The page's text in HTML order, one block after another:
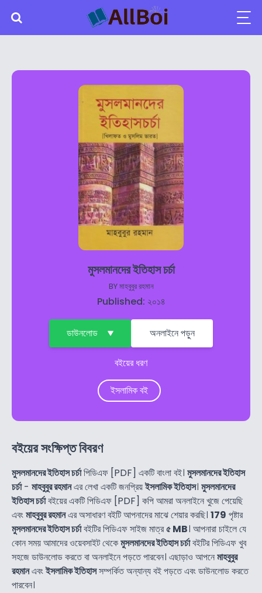
মুসলমানদের ইতিহাস চর্চা
BYমাহবুবুর রহমান
Published: ২০১৪
ডাউনলোড অনলাইনে পড়ুন
বইয়ের ধরণ
ইসলামিক বই
বইয়ের সংক্ষিপ্ত বিবরণ
মুসলমানদের ইতিহাস চর্চাপিডিএফ [PDF] একটি বাংলা বই। মুসলমানদের ইতিহাস
চর্চা- মাহবুবুর রহমানএর লেখা একটি জনপ্রিয়ইসলামিক ইতিহাস। মুসলমানদের
ইতিহাস চর্চাবইয়ের একটি পিডিএফ [PDF] কপি আমরা অনলাইনে খুজে পেয়েছি
এবংমাহবুবুর রহমানএর অসাধারণ বইটি আপনাদের মাঝে শেয়ার করছি। 179 পৃষ্টার
মুসলমানদের ইতিহাস চর্চাবইটির পিডিএফ সাইজ মাত্র৫ MB। আপনারা চাইলে যে
কোন সময় আমাদের ওয়েবসাইট থেকেমুসলমানদের ইতিহাস চর্চাবইটির পিডিএফ খুব
সহজে ডাউনলোড করতে বা অনলাইনে পড়তে পারবেন। এছাড়াও আপনেমাহবুবুর
রহমানএবংইসলামিক ইতিহাসসম্পর্কিত অন্যান্য বই পড়তে এবং ডাউনলোড করতে
পারবেন।